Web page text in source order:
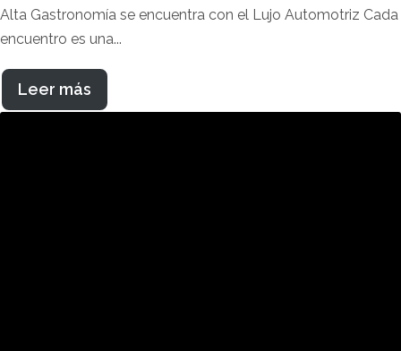
Alta Gastronomía se encuentra con el Lujo Automotriz Cada
encuentro es una...
Leer más